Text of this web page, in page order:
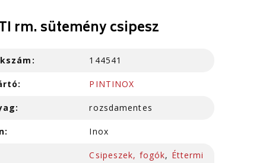
rm. sütemény csipesz
144541
PINTINOX
rozsdamentes
Inox
Csipeszek, fogók, Éttermi